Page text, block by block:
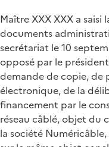
Maître XXX XXX a saisi
documents
secrétariat le 10
opposé par le
demande de copie, de
électronique, de la
financement par le
réseau câblé, objet du
la société